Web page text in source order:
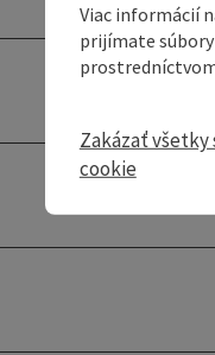
Viac informácií
prijímate
Zakázať všetky
cookie